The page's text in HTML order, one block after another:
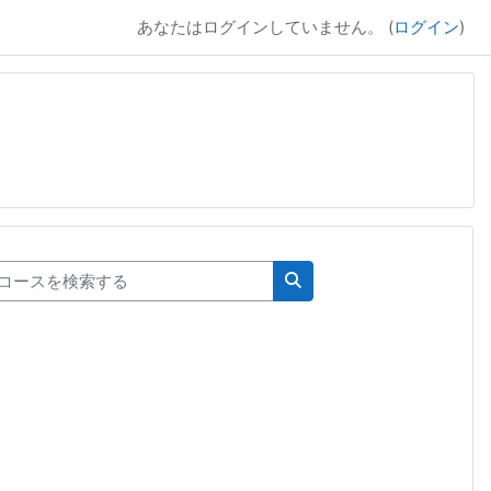
あなたはログインしていません。 (ログイン)
スを検索する
コースを検索する